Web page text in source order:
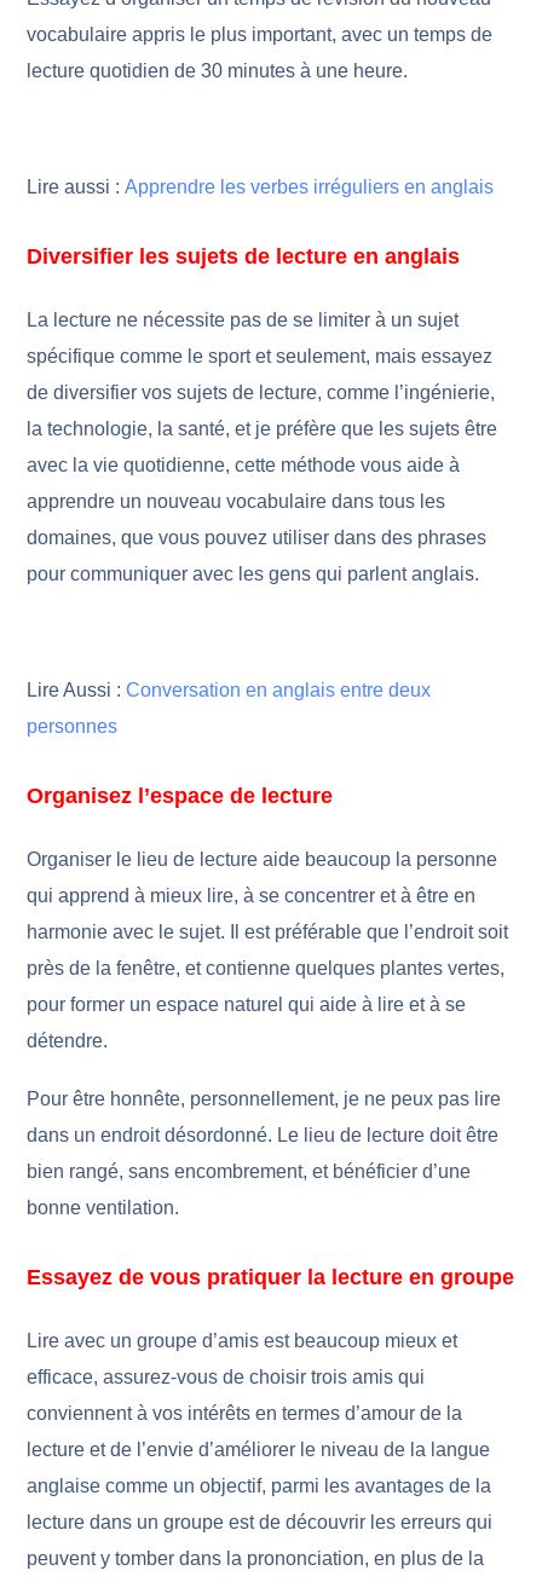
vocabulaire appris le plus important, avec un temps de
lecture quotidien de 30 minutes à une heure.
Lire aussi :Apprendre les verbes irréguliers en anglais
Diversifier les sujets de lecture en anglais
La lecture ne nécessite pas de se limiter à un sujet
spécifique comme le sport et seulement, mais essayez
de diversifier vos sujets de lecture, comme l’ingénierie,
la technologie, la santé, et je préfère que les sujets être
avec la vie quotidienne, cette méthode vous aide à
apprendre un nouveau vocabulaire dans tous les
domaines, que vous pouvez utiliser dans des phrases
pour communiquer avec les gens qui parlent anglais.
Lire Aussi :Conversation en anglais entre deux
personnes
Organisez l’espace de lecture
Organiser le lieu de lecture aide beaucoup la personne
qui apprend à mieux lire, à se concentrer et à être en
harmonie avec le sujet. Il est préférable que l’endroit soit
près de la fenêtre, et contienne quelques plantes vertes,
pour former un espace naturel qui aide à lire et à se
détendre.
Pour être honnête, personnellement, je ne peux pas lire
dans un endroit désordonné. Le lieu de lecture doit être
bien rangé, sans encombrement, et bénéficier d’une
bonne ventilation.
Essayez de vous pratiquer la lecture en groupe
Lire avec un groupe d’amis est beaucoup mieux et
efficace, assurez-vous de choisir trois amis qui
conviennent à vos intérêts en termes d’amour de la
lecture et de l’envie d’améliorer le niveau de la langue
anglaise comme un objectif, parmi les avantages de la
lecture dans un groupe est de découvrir les erreurs qui
peuvent y tomber dans la prononciation, en plus de la